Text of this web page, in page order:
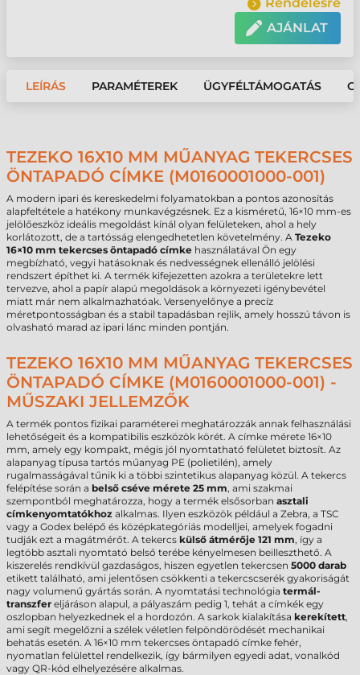
AJÁNLAT
LEÍRÁS PARAMÉTEREK ÜGYFÉLTÁMOGATÁS
TEZEKO 16X10 MM MŰANYAG TEKERCSES
ÖNTAPADÓ CÍMKE (M0160001000-001)
A modern ipari és kereskedelmi folyamatokban a pontos azonosítás
alapfeltétele a hatékony munkavégzésnek. Ez a kisméretű, 16×10 mm-es
jelölőeszköz ideális megoldást kínál olyan felületeken, ahol a hely
korlátozott, de a tartósság elengedhetetlen követelmény. A Tezeko
16×10 mm tekercses öntapadó címke használatával Ön egy
megbízható, vegyi hatásoknak és nedvességnek ellenálló jelölési
rendszert építhet ki. A termék kifejezetten azokra a területekre lett
tervezve, ahol a papír alapú megoldások a környezeti igénybevétel
miatt már nem alkalmazhatóak. Versenyelőnye a precíz
méretpontosságban és a stabil tapadásban rejlik, amely hosszú távon is
olvasható marad az ipari lánc minden pontján.
TEZEKO 16X10 MM MŰANYAG TEKERCSES
ÖNTAPADÓ CÍMKE (M0160001000-001) -
MŰSZAKI JELLEMZŐK
A termék pontos fizikai paraméterei meghatározzák annak felhasználási
lehetőségeit és a kompatibilis eszközök körét. A címke mérete 16×10
mm, amely egy kompakt, mégis jól nyomtatható felületet biztosít. Az
alapanyag típusa tartós műanyag PE (polietilén), amely
rugalmasságával tűnik ki a többi szintetikus alapanyag közül. A tekercs
felépítése során a belső cséve mérete 25 mm, ami szakmai
szempontból meghatározza, hogy a termék elsősorban asztali
címkenyomtatókhoz alkalmas. Ilyen eszközök például a Zebra, a TSC
vagy a Godex belépő és középkategóriás modelljei, amelyek fogadni
tudják ezt a magátmérőt. A tekercs külső átmérője 121 mm, így a
legtöbb asztali nyomtató belső terébe kényelmesen beilleszthető. A
kiszerelés rendkívül gazdaságos, hiszen egyetlen tekercsen 5000 darab
etikett található, ami jelentősen csökkenti a tekercscserék gyakoriságát
nagy volumenű gyártás során. A nyomtatási technológia termál-
transzfer eljáráson alapul, a pályaszám pedig 1, tehát a címkék egy
oszlopban helyezkednek el a hordozón. A sarkok kialakítása kerekített,
ami segít megelőzni a szélek véletlen felpöndörödését mechanikai
behatás esetén. A 16×10 mm tekercses öntapadó címke fehér,
nyomatlan felülettel rendelkezik, így bármilyen egyedi adat, vonalkód
vagy QR-kód elhelyezésére alkalmas.